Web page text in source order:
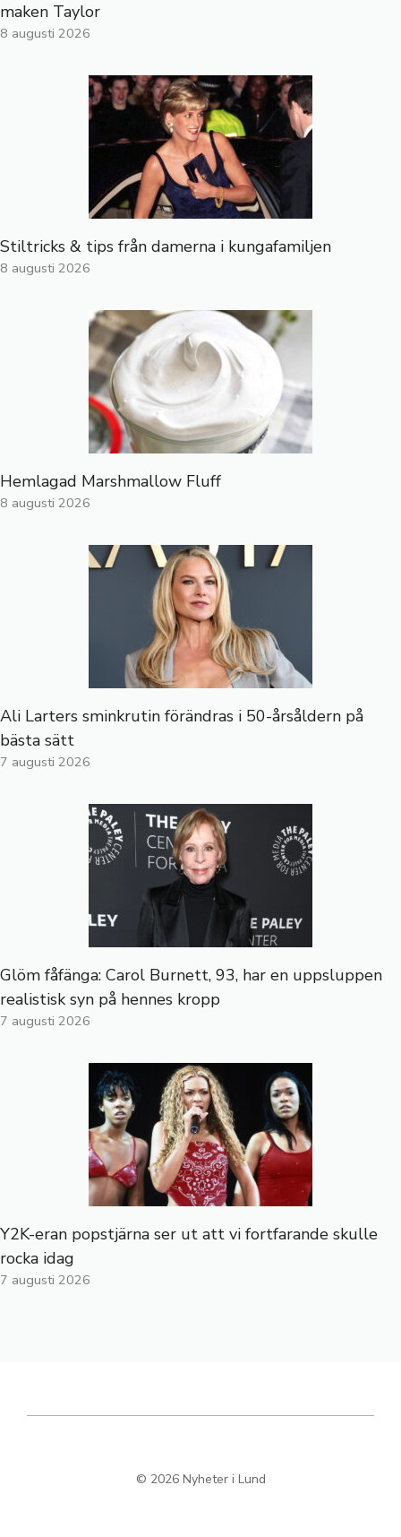
maken Taylor
8 augusti 2026
Stiltricks & tips från damerna i kungafamiljen
8 augusti 2026
Hemlagad Marshmallow Fluff
8 augusti 2026
Ali Larters sminkrutin förändras i 50-årsåldern på
bästa sätt
7 augusti 2026
Glöm fåfänga: Carol Burnett, 93, har en uppsluppen
realistisk syn på hennes kropp
7 augusti 2026
Y2K-eran popstjärna ser ut att vi fortfarande skulle
rocka idag
7 augusti 2026
© 2026 Nyheter i Lund